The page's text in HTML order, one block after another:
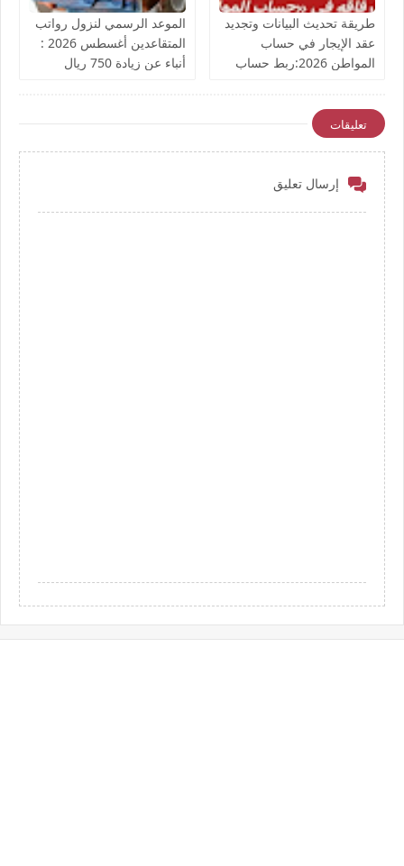
طريقة تحديث البيانات وتجديد
عقد الإيجار في حساب
المواطن 2026:ربط حساب
الموعد الرسمي لنزول رواتب
المتقاعدين أغسطس 2026 :
أنباء عن زيادة 750 ريال
تعليقات
إرسال تعليق